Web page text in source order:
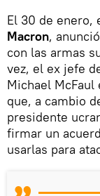
El 30 de enero,
Macron,
con las armas
vez, el ex jefe
Michael
que, a cambio
presidente
firmar un
usarlas para